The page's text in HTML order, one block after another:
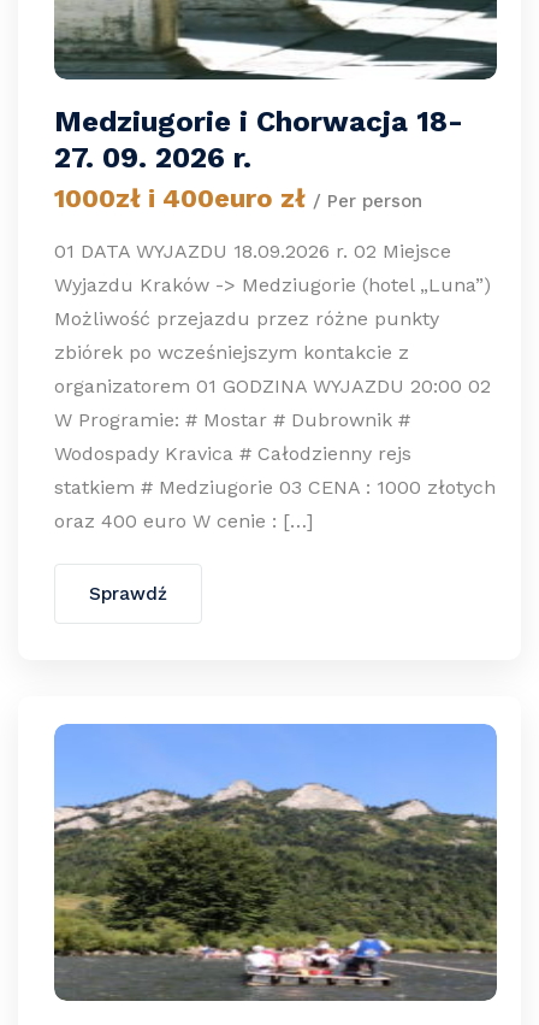
Medziugorie i Chorwacja 18-
27. 09. 2026 r.
1000zł i 400euro zł / Per person
01 DATA WYJAZDU 18.09.2026 r. 02 Miejsce
Wyjazdu Kraków -> Medziugorie (hotel „Luna”)
Możliwość przejazdu przez różne punkty
zbiórek po wcześniejszym kontakcie z
organizatorem 01 GODZINA WYJAZDU 20:00 02
W Programie: # Mostar # Dubrownik #
Wodospady Kravica # Całodzienny rejs
statkiem # Medziugorie 03 CENA : 1000 złotych
oraz 400 euro W cenie : […]
Sprawdź